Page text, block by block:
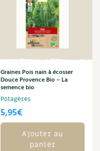
Graines Pois nain à écosser
Douce Provence Bio – La
semence bio
Potagères
5,95€
Ajouter au
panier